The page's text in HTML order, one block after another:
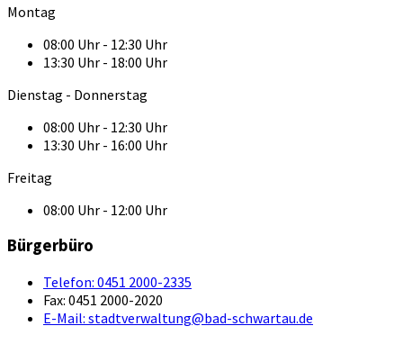
Montag
08:00 Uhr - 12:30 Uhr
13:30 Uhr - 18:00 Uhr
Dienstag - Donnerstag
08:00 Uhr - 12:30 Uhr
13:30 Uhr - 16:00 Uhr
Freitag
08:00 Uhr - 12:00 Uhr
Bürgerbüro
Telefon: 0451 2000-2335
Fax: 0451 2000-2020
E-Mail: stadtverwaltung@bad-schwartau.de